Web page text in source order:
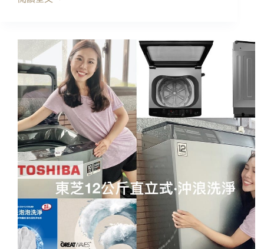
開
滾
洗
機，
美
國
富
及
第
10KG
變
洗
脫
烘
最